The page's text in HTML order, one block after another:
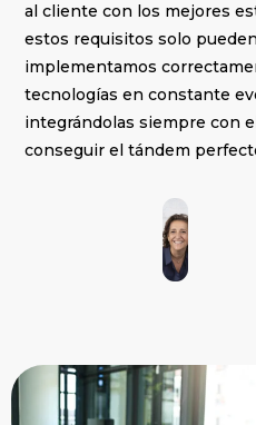
al cliente con los mejores
estos requisitos solo
implementamos
tecnologías en constante
integrándolas siempre con
conseguir el tándem